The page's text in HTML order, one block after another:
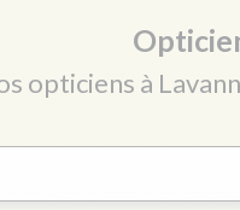
opticiens à